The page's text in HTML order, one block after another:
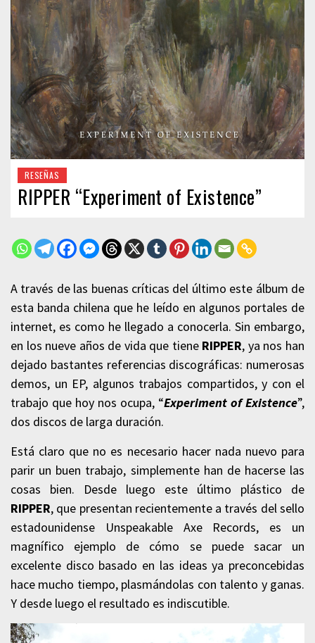
RESEÑAS
RIPPER “Experiment of Existence”
A través de las buenas críticas del último este álbum de
esta banda chilena que he leído en algunos portales de
internet, es como he llegado a conocerla. Sin embargo,
en los nueve años de vida que tiene RIPPER, ya nos han
dejado bastantes referencias discográficas: numerosas
demos, un EP, algunos trabajos compartidos, y con el
trabajo que hoy nos ocupa, “Experiment of Existence”,
dos discos de larga duración.
Está claro que no es necesario hacer nada nuevo para
parir un buen trabajo, simplemente han de hacerse las
cosas bien. Desde luego este último plástico de
RIPPER, que presentan recientemente a través del sello
estadounidense Unspeakable Axe Records, es un
magnífico ejemplo de cómo se puede sacar un
excelente disco basado en las ideas ya preconcebidas
hace mucho tiempo, plasmándolas con talento y ganas.
Y desde luego el resultado es indiscutible.